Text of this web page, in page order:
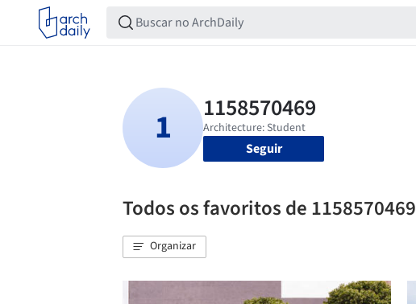
Seguir
Todos os favoritos de 1158570469
Organizar